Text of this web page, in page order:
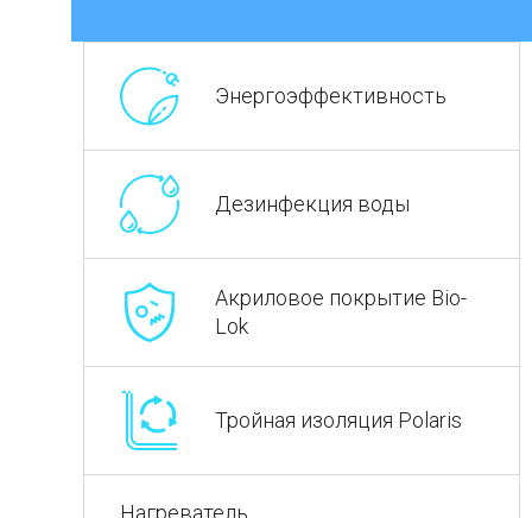
Энергоэффективность
Дезинфекция воды
Акриловое покрытие Bio-
Lok
Тройная изоляция Polaris
Нагреватель